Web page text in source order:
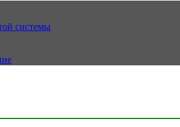
системы